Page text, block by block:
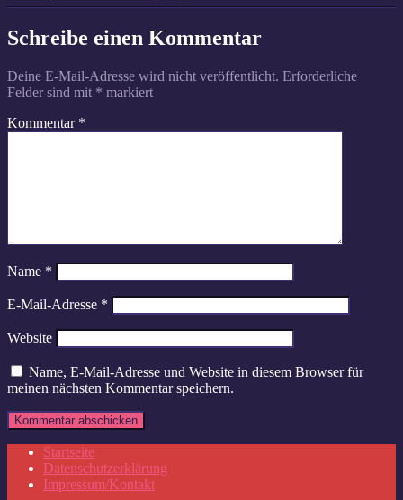
Schreibe einen Kommentar
Deine E-Mail-Adresse wird nicht veröffentlicht. Erforderliche
Felder sind mit * markiert
Kommentar *
Name *
E-Mail-Adresse *
Website
Name, E-Mail-Adresse und Website in diesem Browser für
meinen nächsten Kommentar speichern.
Startseite
Datenschutzerklärung
Impressum/Kontakt